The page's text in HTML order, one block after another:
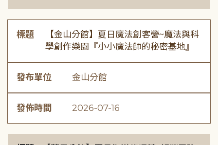
標題
【金山分館】夏日魔法創客營~魔法與科
學創作樂園『小小魔法師的秘密基地』
發布單位 金山分館
發佈時間 2026-07-16